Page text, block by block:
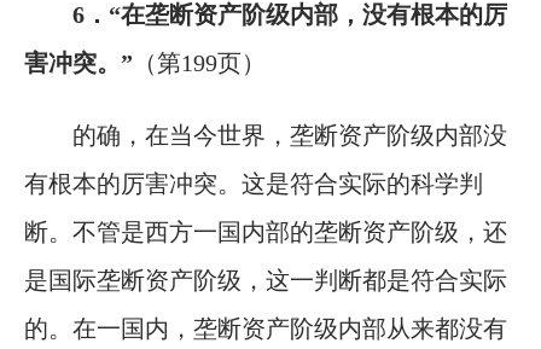
6 ．“在垄断资产阶级内部，没有根本的厉
害冲突。” （第199页）
的确，在当今世界，垄断资产阶级内部没
有根本的厉害冲突。这是符合实际的科学判
断。不管是西方一国内部的垄断资产阶级，还
是国际垄断资产阶级，这一判断都是符合实际
的。在一国内，垄断资产阶级内部从来都没有